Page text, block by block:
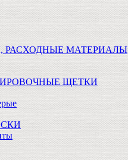
РАСХОДНЫЕ МАТЕРИАЛЫ
ЩЕТКИ